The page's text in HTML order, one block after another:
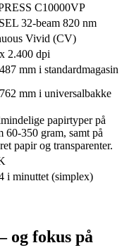
C10000VP
32-beam 820 nm
Vivid (CV)
2.400 dpi
mm i standardmagasin
mm i universalbakke
papirtyper på
60-350 gram, samt på
papir og transparenter.
i minuttet (simplex)
og fokus på